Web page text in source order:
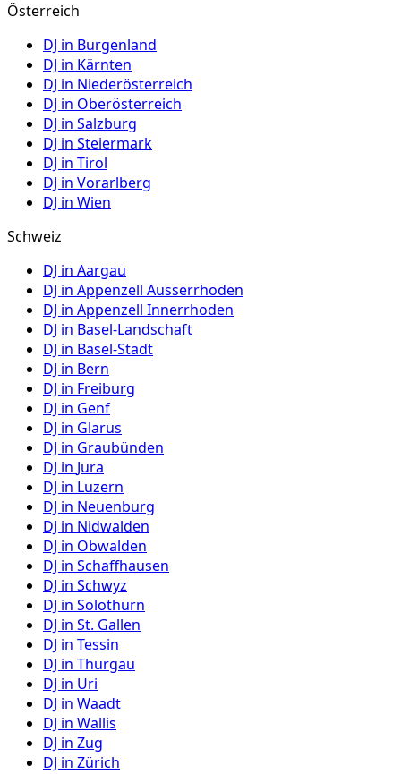
Österreich
DJ in Burgenland
DJ in Kärnten
DJ in Niederösterreich
DJ in Oberösterreich
DJ in Salzburg
DJ in Steiermark
DJ in Tirol
DJ in Vorarlberg
DJ in Wien
Schweiz
DJ in Aargau
DJ in Appenzell Ausserrhoden
DJ in Appenzell Innerrhoden
DJ in Basel-Landschaft
DJ in Basel-Stadt
DJ in Bern
DJ in Freiburg
DJ in Genf
DJ in Glarus
DJ in Graubünden
DJ in Jura
DJ in Luzern
DJ in Neuenburg
DJ in Nidwalden
DJ in Obwalden
DJ in Schaffhausen
DJ in Schwyz
DJ in Solothurn
DJ in St. Gallen
DJ in Tessin
DJ in Thurgau
DJ in Uri
DJ in Waadt
DJ in Wallis
DJ in Zug
DJ in Zürich